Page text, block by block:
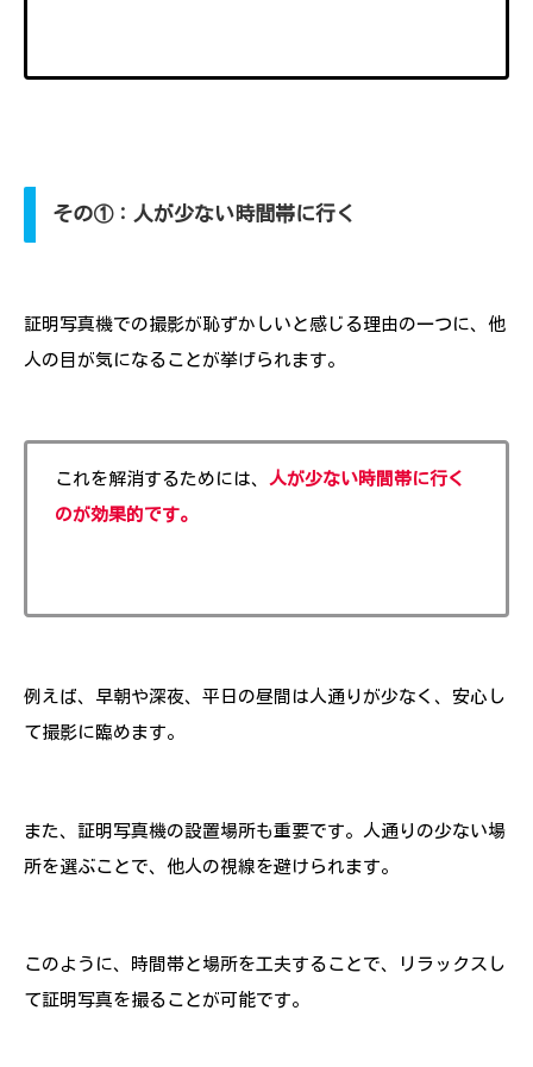
その①：人が少ない時間帯に行く
証明写真機での撮影が恥ずかしいと感じる理由の一つに、他
人の目が気になることが挙げられます。
これを解消するためには、 人が少ない時間帯に行く
のが効果的です。
例えば、早朝や深夜、平日の昼間は人通りが少なく、安心し
て撮影に臨めます。
また、証明写真機の設置場所も重要です。人通りの少ない場
所を選ぶことで、他人の視線を避けられます。
このように、時間帯と場所を工夫することで、リラックスし
て証明写真を撮ることが可能です。